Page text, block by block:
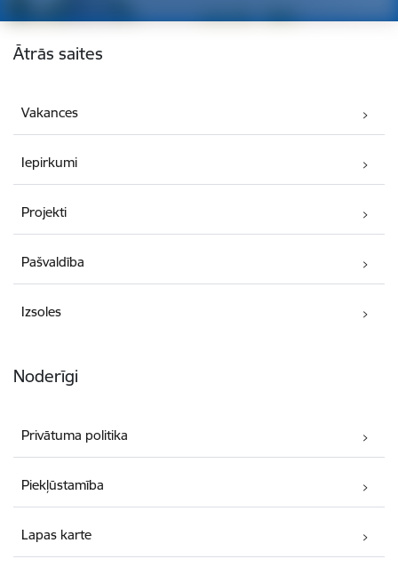
Kājene
Ātrās saites
Vakances
Iepirkumi
Projekti
Pašvaldība
Izsoles
Noderīgi
Privātuma politika
Piekļūstamība
Lapas karte